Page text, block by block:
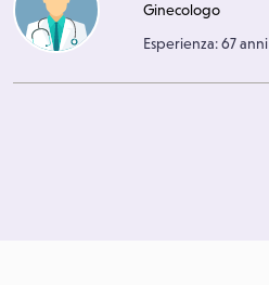
Ginecologo
Esperienza:67 anni